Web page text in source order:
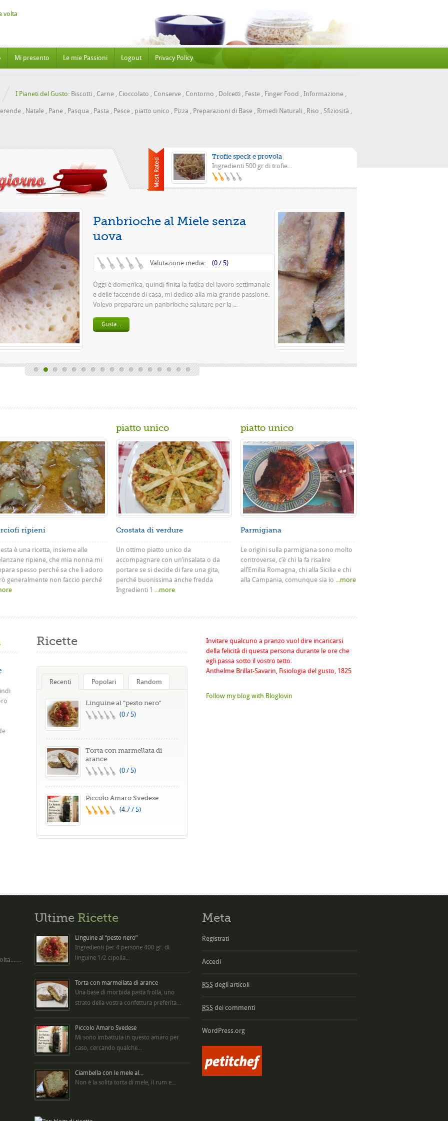
Mi presento Le mie Passioni Logout Privacy Policy
I Pianeti del Gusto: Biscotti , Carne , Cioccolato , Conserve , Contorno , Dolcetti , Feste , Finger Food , Informazione ,
, Natale , Pane , Pasqua , Pasta , Pesce , piatto unico , Pizza , Preparazioni di Base , Rimedi Naturali , Riso , Sfiziosità ,
Trofie speck e provola
Ingredienti 500 gr di trofie...
Pizza con la scarola
Valutazione media: (0 / 5)
Questa è una pizza famosissima a Napoli Ingredienti Per la
pasta 500 g di farina rimacinata a pietra 0 10 g di lievito di
ripieni
è una ricetta, insieme alle
ripiene, che mia nonna mi
spesso perché sa che li adoro
generalmente non faccio perché
piatto unico
Crostata di verdure
Un ottimo piatto unico da
accompagnare con un’insalata o da
portare se si decide di fare una gita,
perché buonissima anche fredda
Ingredienti 1 ...more
piatto unico
Parmigiana
Le origini sulla parmigiana sono molto
controverse, c’è chi la fa risalire
all’Emilia Romagna, chi alla Sicilia e chi
alla Campania, comunque sia io ...more
Ricette
Recenti Popolari Random
Linguine al “pesto nero”
(0 / 5)
Torta con marmellata di
arance
(0 / 5)
Piccolo Amaro Svedese
(4.7 / 5)
Invitare qualcuno a pranzo vuol dire incaricarsi
della felicità di questa persona durante le ore che
egli passa sotto il vostro tetto.
Anthelme Brillat-Savarin, Fisiologia del gusto, 1825
Follow my blog with Bloglovin
Ultime Ricette
Linguine al “pesto nero”
Ingredienti per 4 persone 400 gr. di
linguine 1/2 cipolla...
Torta con marmellata di arance
Una base di morbida pasta frolla, uno
strato della vostra confettura preferita...
Piccolo Amaro Svedese
Mi sono imbattuta in questo amaro per
caso, cercando qualche...
Ciambella con le mele al...
Non è la solita torta di mele, il rum e...
Meta
Registrati
Accedi
RSS degli articoli
RSS dei commenti
WordPress.org